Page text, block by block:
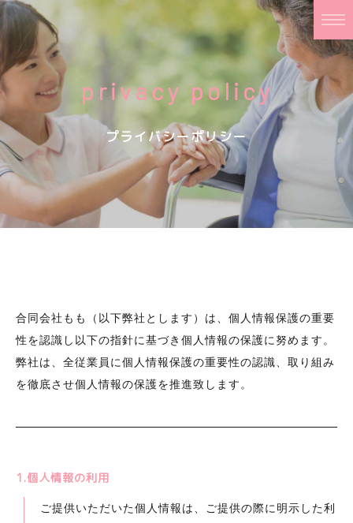
privacy policy
プライバシーポリシー
合同会社もも（以下弊社とします）は、個人情報保護の重要
性を認識し以下の指針に基づき個人情報の保護に努めます。
弊社は、全従業員に個人情報保護の重要性の認識、取り組み
を徹底させ個人情報の保護を推進致します。
1.個人情報の利用
ご提供いただいた個人情報は、ご提供の際に明示した利